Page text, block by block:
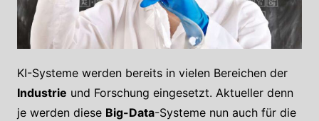
KI-Systeme werden bereits in vielen Bereichen der
Industrie und Forschung eingesetzt. Aktueller denn
je werden diese Big-Data-Systeme nun auch für die